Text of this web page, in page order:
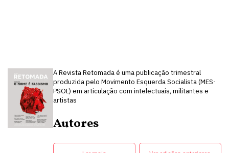
A Revista Retomada é uma publicação trimestral
produzida pelo Movimento Esquerda Socialista (MES-
PSOL) em articulação com intelectuais, militantes e
artistas
Autores